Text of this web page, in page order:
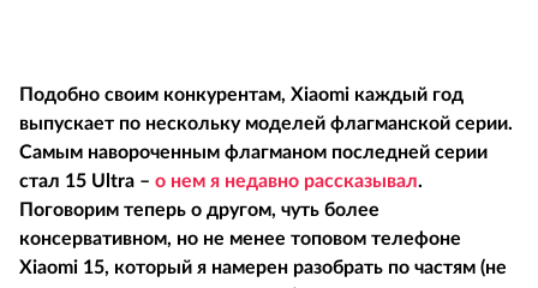
Подобно своим конкурентам, Xiaomi каждый год
выпускает по нескольку моделей флагманской серии.
Самым навороченным флагманом последней серии
стал 15 Ultra – о нем я недавно рассказывал.
Поговорим теперь о другом, чуть более
консервативном, но не менее топовом телефоне
Xiaomi 15, который я намерен разобрать по частям (не